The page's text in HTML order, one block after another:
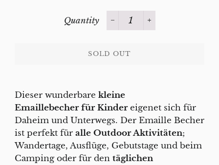
Quantity
−
+
SOLD OUT
Dieser wunderbare kleine
Emaillebecher für Kindereigenet sich für
Daheim und Unterwegs. Der Emaille Becher
ist perfekt für alle Outdoor Aktivitäten;
Wandertage, Ausflüge, Gebutstage und beim
Camping oder für den täglichen